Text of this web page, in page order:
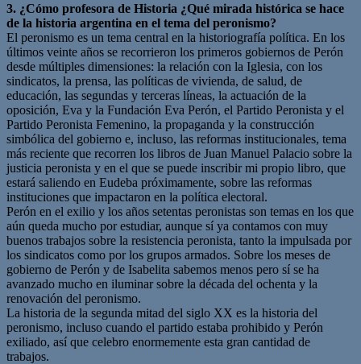
3. ¿Cómo profesora de Historia ¿Qué mirada histórica se hace
de la historia argentina en el tema del peronismo?
El peronismo es un tema central en la historiografía política. En los
últimos veinte años se recorrieron los primeros gobiernos de Perón
desde múltiples dimensiones: la relación con la Iglesia, con los
sindicatos, la prensa, las políticas de vivienda, de salud, de
educación, las segundas y terceras líneas, la actuación de la
oposición, Eva y la Fundación Eva Perón, el Partido Peronista y el
Partido Peronista Femenino, la propaganda y la construcción
simbólica del gobierno e, incluso, las reformas institucionales, tema
más reciente que recorren los libros de Juan Manuel Palacio sobre la
justicia peronista y en el que se puede inscribir mi propio libro, que
estará saliendo en Eudeba próximamente, sobre las reformas
instituciones que impactaron en la política electoral.
Perón en el exilio y los años setentas peronistas son temas en los que
aún queda mucho por estudiar, aunque sí ya contamos con muy
buenos trabajos sobre la resistencia peronista, tanto la impulsada por
los sindicatos como por los grupos armados. Sobre los meses de
gobierno de Perón y de Isabelita sabemos menos pero sí se ha
avanzado mucho en iluminar sobre la década del ochenta y la
renovación del peronismo.
La historia de la segunda mitad del siglo XX es la historia del
peronismo, incluso cuando el partido estaba prohibido y Perón
exiliado, así que celebro enormemente esta gran cantidad de
trabajos.